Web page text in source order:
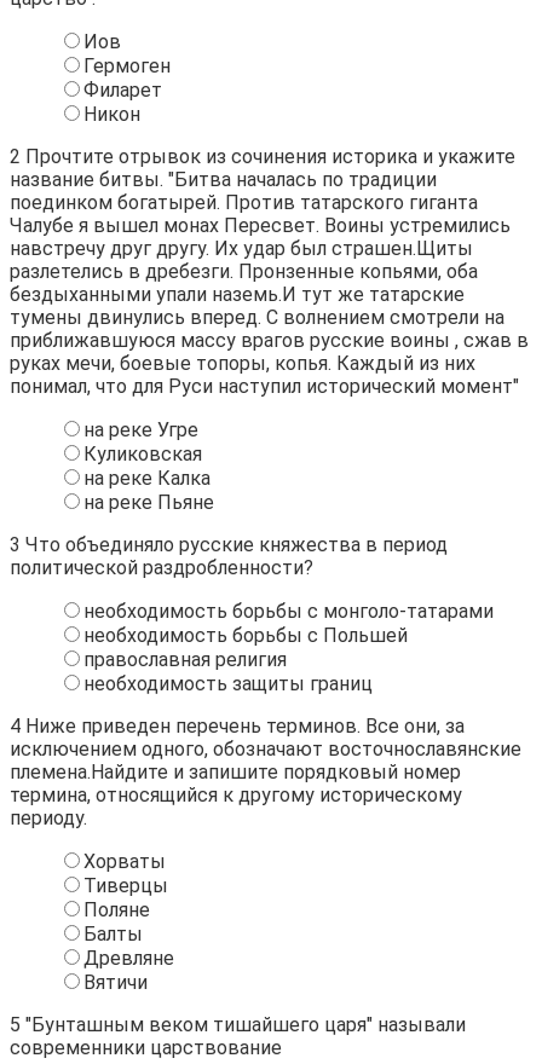
Иов
Гермоген
Филарет
Никон
2 Прочтите отрывок из сочинения историка и укажите
название битвы. "Битва началась по традиции
поединком богатырей. Против татарского гиганта
Чалубе я вышел монах Пересвет. Воины устремились
навстречу друг другу. Их удар был страшен.Щиты
разлетелись в дребезги. Пронзенные копьями, оба
бездыханными упали наземь.И тут же татарские
тумены двинулись вперед. С волнением смотрели на
приближавшуюся массу врагов русские воины , сжав в
руках мечи, боевые топоры, копья. Каждый из них
понимал, что для Руси наступил исторический момент"
на реке Угре
Куликовская
на реке Калка
на реке Пьяне
3 Что объединяло русские княжества в период
политической раздробленности?
необходимость борьбы с монголо-татарами
необходимость борьбы с Польшей
православная религия
необходимость защиты границ
4 Ниже приведен перечень терминов. Все они, за
исключением одного, обозначают восточнославянские
племена.Найдите и запишите порядковый номер
термина, относящийся к другому историческому
периоду.
Хорваты
Тиверцы
Поляне
Балты
Древляне
Вятичи
5 "Бунташным веком тишайшего царя" называли
современники царствование